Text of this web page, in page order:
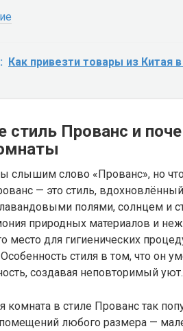
Как привезти товары из Китая
стиль Прованс и
слышим слово «Прованс», но
— это стиль,
полями, солнцем и
природных материалов и
место для гигиенических
стиля в том, что он
создавая неповторимый уют.
комната в стиле Прованс так
любого размера —